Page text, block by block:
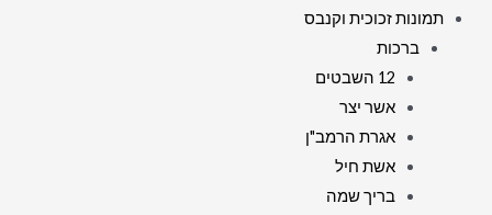
תמונות זכוכית וקנבס
ברכות
12 השבטים
אשר יצר
אגרת הרמב"ן
אשת חיל
בריך שמה